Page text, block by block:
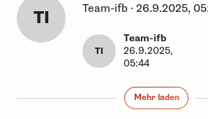
TI Team-ifb · 26.9.2025,
TI
Team-ifb
26.9.2025,
05:44
Mehr laden